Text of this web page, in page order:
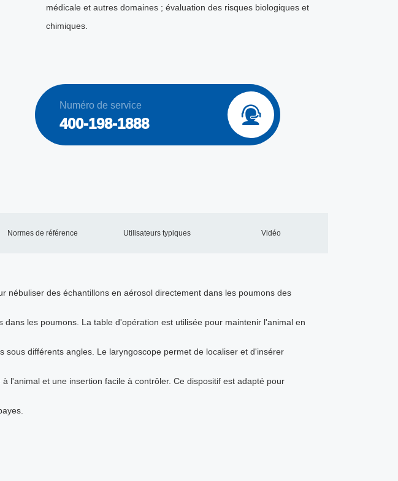
médicale et autres domaines ; évaluation des risques biologiques et
chimiques.
Numéro de service
400-198-1888 
Normes de référence Utilisateurs typiques Vidéo
nébuliser des échantillons en aérosol directement dans les poumons des
les poumons. La table d'opération est utilisée pour maintenir l'animal en
différents angles. Le laryngoscope permet de localiser et d'insérer
l'animal et une insertion facile à contrôler. Ce dispositif est adapté pour